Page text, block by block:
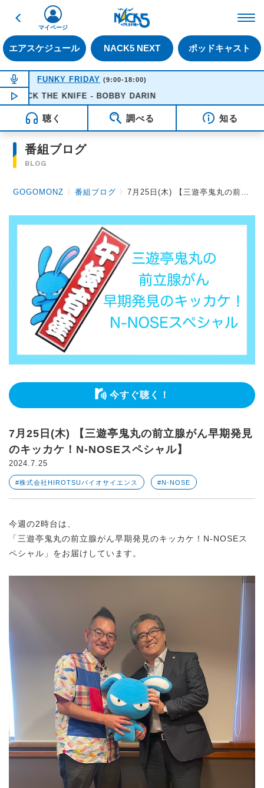
戻る
エアスケジュール NACK5 NEXT ポッドキャスト
マイページ
NOW ON AIR
FUNKY FRIDAY (9:00-18:00)
NOW PLAYING 16:51
THE KNIFE - BOBBY DARIN
聴く 調べる 知る
番組ブログ
BLOG
GOGOMONZ 〉番組ブログ 〉7月25日(木) 【三遊亭鬼丸の前立腺がん早期発見のキッカケ！N-NOSEスペシャル】
今すぐ聴く！
7月25日(木) 【三遊亭鬼丸の前立腺がん早期発見
のキッカケ！N-NOSEスペシャル】
2024.7.25
#株式会社HIROTSUバイオサイエンス #N-NOSE
今週の2時台は、
「三遊亭鬼丸の前立腺がん早期発見のキッカケ！N-NOSEス
ペシャル」をお届けしています。